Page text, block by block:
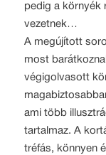
pedig a környék
vezetnek…
A megújított
most
végigolvasott
ami több
tartalmaz. A
tréfás, könnyen